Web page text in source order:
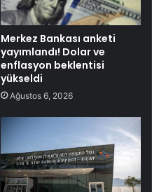
Merkez Bankası anketi
yayımlandı! Dolar ve
enflasyon beklentisi
yükseldi
Ağustos 6, 2026